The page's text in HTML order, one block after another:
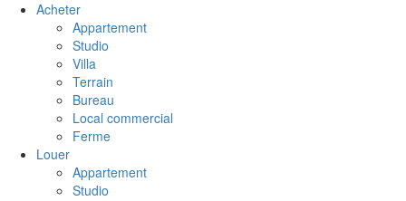
Acheter
Appartement
Studio
Villa
Terrain
Bureau
Local commercial
Ferme
Louer
Appartement
Studio